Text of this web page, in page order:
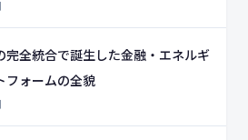
完全統合で誕生した金融・エネルギ
フォームの全貌